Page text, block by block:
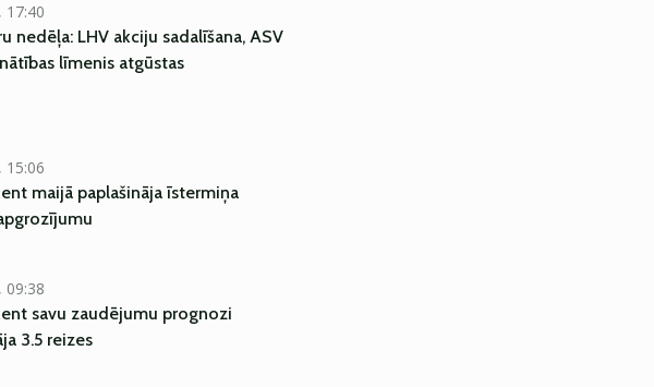
17:40
nedēļa: LHV akciju sadalīšana, ASV
līmenis atgūstas
15:06
maijā paplašināja īstermiņa
09:38
savu zaudējumu prognozi
3.5 reizes